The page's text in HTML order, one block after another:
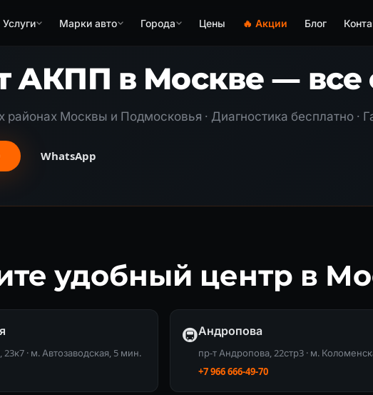
Услуги Марки авто Города Цены 🔥 Акции Блог
АКПП в Москве — все
районах Москвы и Подмосковья · Диагностика бесплатно ·
WhatsApp
удобный центр в
23к7 · м. Автозаводская, 5 мин.
🚇Андропова
пр-т Андропова, 22стр3 · м.
+7 966 666-49-70